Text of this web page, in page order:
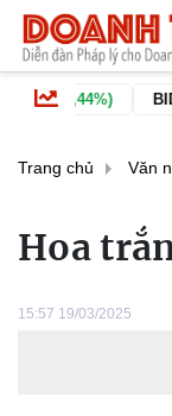
BID 39,05
Trang chủ Văn
Hoa
15:57 19/03/2025